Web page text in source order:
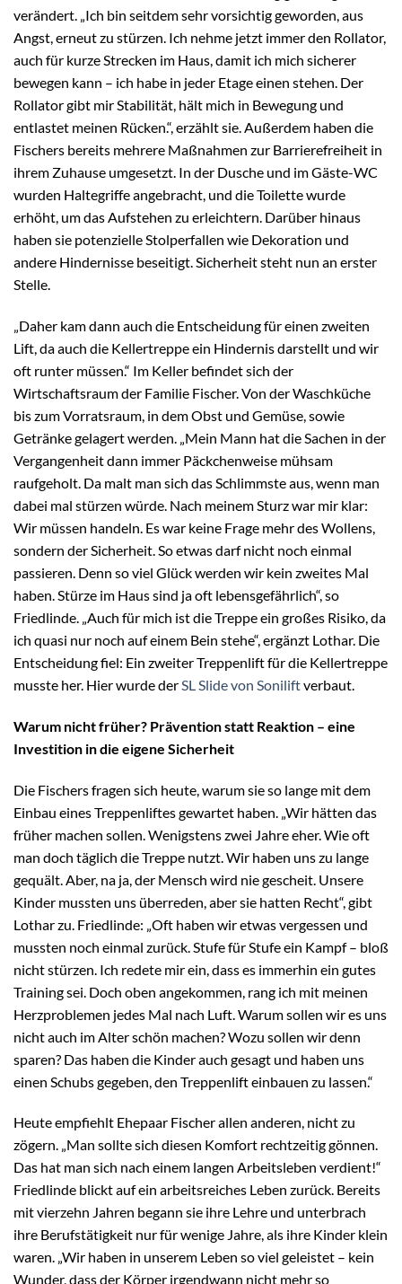
verändert. „Ich bin seitdem sehr vorsichtig geworden, aus
Angst, erneut zu stürzen. Ich nehme jetzt immer den Rollator,
auch für kurze Strecken im Haus, damit ich mich sicherer
bewegen kann – ich habe in jeder Etage einen stehen. Der
Rollator gibt mir Stabilität, hält mich in Bewegung und
entlastet meinen Rücken.“, erzählt sie. Außerdem haben die
Fischers bereits mehrere Maßnahmen zur Barrierefreiheit in
ihrem Zuhause umgesetzt. In der Dusche und im Gäste-WC
wurden Haltegriffe angebracht, und die Toilette wurde
erhöht, um das Aufstehen zu erleichtern. Darüber hinaus
haben sie potenzielle Stolperfallen wie Dekoration und
andere Hindernisse beseitigt. Sicherheit steht nun an erster
Stelle.
„Daher kam dann auch die Entscheidung für einen zweiten
Lift, da auch die Kellertreppe ein Hindernis darstellt und wir
oft runter müssen.“ Im Keller befindet sich der
Wirtschaftsraum der Familie Fischer. Von der Waschküche
bis zum Vorratsraum, in dem Obst und Gemüse, sowie
Getränke gelagert werden. „Mein Mann hat die Sachen in der
Vergangenheit dann immer Päckchenweise mühsam
raufgeholt. Da malt man sich das Schlimmste aus, wenn man
dabei mal stürzen würde. Nach meinem Sturz war mir klar:
Wir müssen handeln. Es war keine Frage mehr des Wollens,
sondern der Sicherheit. So etwas darf nicht noch einmal
passieren. Denn so viel Glück werden wir kein zweites Mal
haben. Stürze im Haus sind ja oft lebensgefährlich“, so
Friedlinde. „Auch für mich ist die Treppe ein großes Risiko, da
ich quasi nur noch auf einem Bein stehe“, ergänzt Lothar. Die
Entscheidung fiel: Ein zweiter Treppenlift für die Kellertreppe
musste her. Hier wurde derSL Slide von Soniliftverbaut.
Warum nicht früher? Prävention statt Reaktion – eine
Investition in die eigene Sicherheit
Die Fischers fragen sich heute, warum sie so lange mit dem
Einbau eines Treppenliftes gewartet haben. „Wir hätten das
früher machen sollen. Wenigstens zwei Jahre eher. Wie oft
man doch täglich die Treppe nutzt. Wir haben uns zu lange
gequält. Aber, na ja, der Mensch wird nie gescheit. Unsere
Kinder mussten uns überreden, aber sie hatten Recht“, gibt
Lothar zu. Friedlinde: „Oft haben wir etwas vergessen und
mussten noch einmal zurück. Stufe für Stufe ein Kampf – bloß
nicht stürzen. Ich redete mir ein, dass es immerhin ein gutes
Training sei. Doch oben angekommen, rang ich mit meinen
Herzproblemen jedes Mal nach Luft. Warum sollen wir es uns
nicht auch im Alter schön machen? Wozu sollen wir denn
sparen? Das haben die Kinder auch gesagt und haben uns
einen Schubs gegeben, den Treppenlift einbauen zu lassen.“
Heute empfiehlt Ehepaar Fischer allen anderen, nicht zu
zögern. „Man sollte sich diesen Komfort rechtzeitig gönnen.
Das hat man sich nach einem langen Arbeitsleben verdient!“
Friedlinde blickt auf ein arbeitsreiches Leben zurück. Bereits
mit vierzehn Jahren begann sie ihre Lehre und unterbrach
ihre Berufstätigkeit nur für wenige Jahre, als ihre Kinder klein
waren. „Wir haben in unserem Leben so viel geleistet – kein
Wunder, dass der Körper irgendwann nicht mehr so